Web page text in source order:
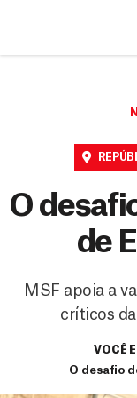
O
de
MSF apoia a
críticos
VOCÊ
O desafio